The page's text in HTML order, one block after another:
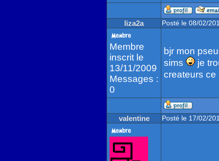
liza2a Posté le 08/02/
Membre
inscrit le
13/11/2009
Messages :
0
bjr mon
sims
je
createurs
valentine Posté le 17/02/